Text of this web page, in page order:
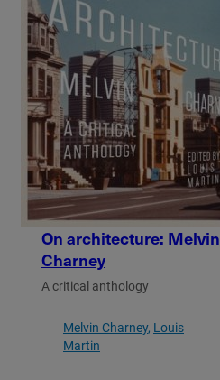
On architecture: Melvin
Charney
A critical anthology
Melvin Charney Louis
Martin